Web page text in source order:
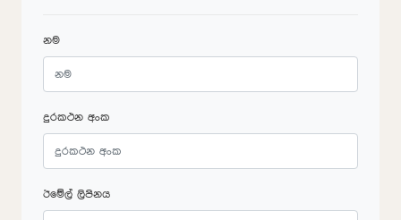
නම
දුරකථන අංක
ඊමේල් ලිපිනය